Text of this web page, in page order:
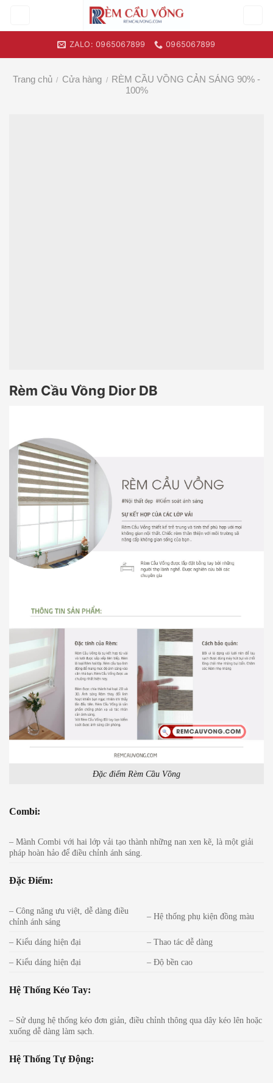
ZALO: 0965067899 0965067899
Trang chủ / Cửa hàng / RÈM CẦU VỒNG CẢN SÁNG 90% -
100%
Rèm Cầu Vồng Dior DB
Đặc điểm Rèm Cầu Vồng
Combi:
– Mành Combi với hai lớp vải tạo thành những nan xen kẽ, là một giải
pháp hoàn hảo để điều chỉnh ánh sáng.
Đặc Điểm:
– Công năng ưu việt, dễ dàng điều
chỉnh ánh sáng
– Hệ thống phụ kiện đồng màu
– Kiểu dáng hiện đại – Thao tác dễ dàng
– Kiểu dáng hiện đại – Độ bền cao
Hệ Thống Kéo Tay:
– Sử dụng hệ thống kéo đơn giản, điều chỉnh thông qua dây kéo lên hoặc
xuống dễ dàng làm sạch.
Hệ Thống Tự Động: